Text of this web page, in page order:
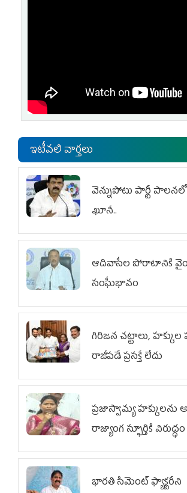
ఇటీవలి వార్తలు
వెన్నుపోటు పార్టీ
ఖూనీ..
ఆదివాసీల పోరాటానికి
సంఘీభావం
గిరిజన చట్టాలు, హక్కుల
రాజీపడే ప్రసక్తే లేదు
ప్రజాస్వామ్య
రాజ్యాంగ స్ఫూర్తికి విరుద్ధం
భారతి సిమెంట్ ఫ్యాక్టరీని